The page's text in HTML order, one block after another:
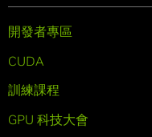
開發者專區
CUDA
訓練課程
GPU 科技大會